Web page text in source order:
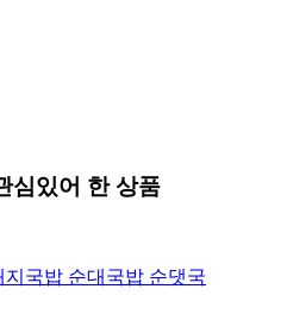
심있어 한 상품
국밥 순대국밥 순댓국